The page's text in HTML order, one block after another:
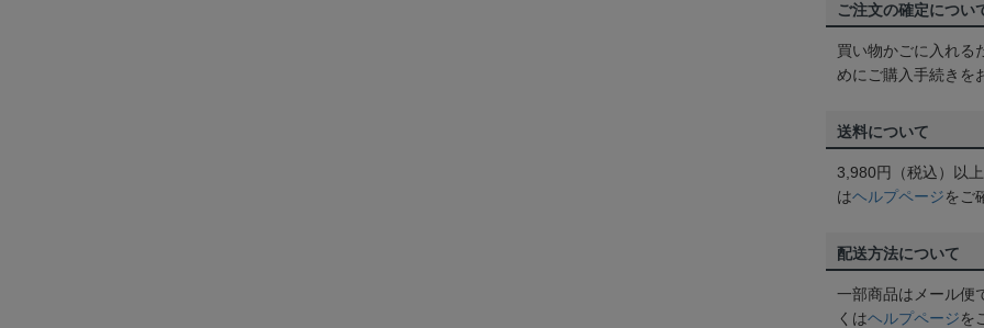
ご注文の確定につい
買い物かごに入れる
めにご購入手続きを
送料について
3,980円（税込）以
はヘルプページをご
配送方法について
一部商品はメール便
くはヘルプページを